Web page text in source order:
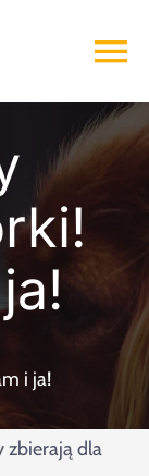
i ja!
zbierają dla